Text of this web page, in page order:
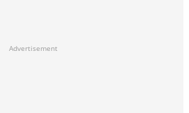
Advertisement